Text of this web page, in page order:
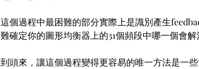
這個過程中最困難的部分實際上是識別產生
難確定你的圖形均衡器上的31個頻段中哪一個會解
到頭來，讓這個過程變得更容易的唯一方法是一